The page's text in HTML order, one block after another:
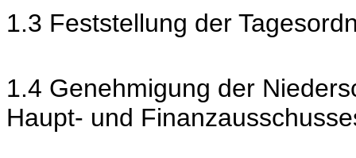
1.3 Feststellung der
1.4 Genehmigung der
Haupt- und